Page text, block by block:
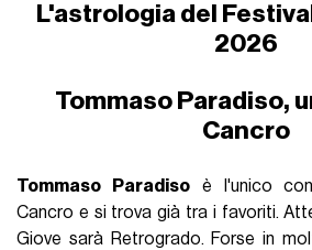
L'astrologia del
2026
Tommaso Paradiso,
Cancro
Tommaso Paradisoè l'unico
Cancro e si trova già tra i favoriti.
Giove sarà Retrogrado. Forse in